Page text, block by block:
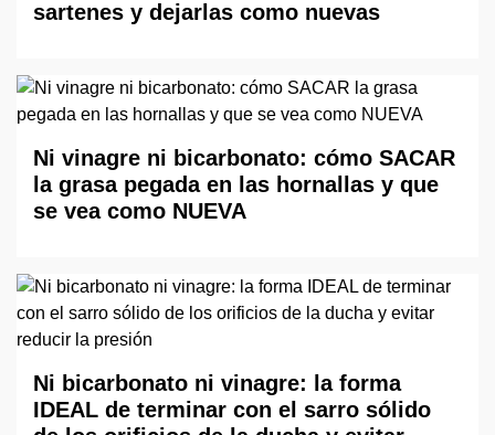
sartenes y dejarlas como nuevas
Ni vinagre ni bicarbonato: cómo SACAR
la grasa pegada en las hornallas y que
se vea como NUEVA
Ni bicarbonato ni vinagre: la forma
IDEAL de terminar con el sarro sólido